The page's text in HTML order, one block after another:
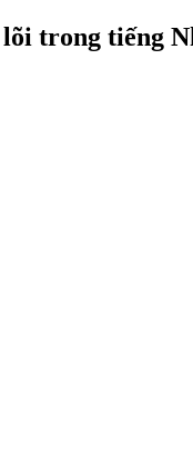
trong tiếng